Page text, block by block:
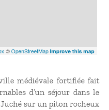
©OpenStreetMap Improve this map
médiévale fortifiée fait
d’un séjour dans le
sur un piton rocheux